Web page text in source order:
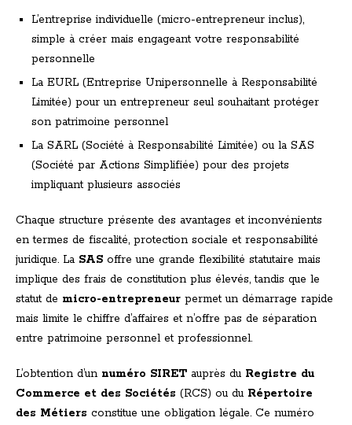
L’entreprise individuelle (micro-entrepreneur inclus),
simple à créer mais engageant votre responsabilité
personnelle
La EURL (Entreprise Unipersonnelle à Responsabilité
Limitée) pour un entrepreneur seul souhaitant protéger
son patrimoine personnel
La SARL (Société à Responsabilité Limitée) ou la SAS
(Société par Actions Simplifiée) pour des projets
impliquant plusieurs associés
Chaque structure présente des avantages et inconvénients
en termes de fiscalité, protection sociale et responsabilité
juridique. La SAS offre une grande flexibilité statutaire mais
implique des frais de constitution plus élevés, tandis que le
statut de micro-entrepreneur permet un démarrage rapide
mais limite le chiffre d’affaires et n’offre pas de séparation
entre patrimoine personnel et professionnel.
L’obtention d’un numéro SIRET auprès du Registre du
Commerce et des Sociétés (RCS) ou du Répertoire
des Métiers constitue une obligation légale. Ce numéro